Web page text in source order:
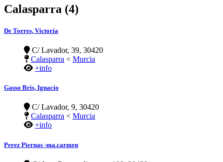
Calasparra (4)
De Torres, Victoria
C/ Lavador, 39, 30420
Calasparra < Murcia
+info
Gasso Bris, Ignacio
C/ Lavador, 9, 30420
Calasparra < Murcia
+info
Perez Piernas -ma.carmen